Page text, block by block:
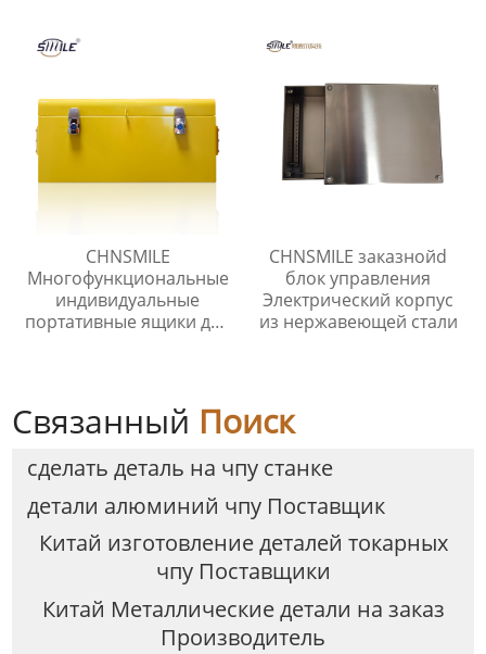
пользовательские
листового металла
CHNSMILE
Многофункциональные
индивидуальные
портативные ящики для
для инструментов.
CHNSMILE заказнойd
блок управления
Электрический корпус
из нержавеющей стали
Связанный Поиск
сделать деталь на чпу станке
детали алюминий чпу Поставщик
Китай изготовление деталей токарных
чпу Поставщики
Китай Металлические детали на заказ
Производитель